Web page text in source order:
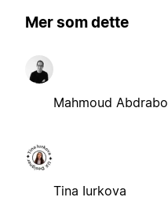
Mer som dette
Mahmoud Abdrabo
Tina Iurkova